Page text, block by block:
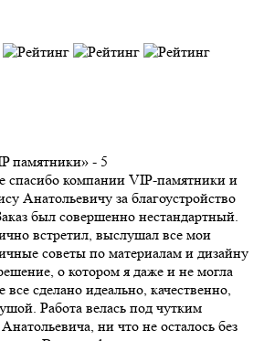
памятники» - 5
спасибо компании VIP-памятники и
Анатольевичу за благоустройство
был совершенно нестандартный.
встретил, выслушал все мои
советы по материалам и дизайну
о котором я даже и не могла
все сделано идеально, качественно,
Работа велась под чутким
ни что не осталось без